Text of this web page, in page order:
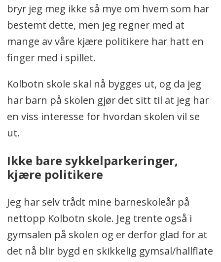
bryr jeg meg ikke så mye om hvem som har
bestemt dette, men jeg regner med at
mange av våre kjære politikere har hatt en
finger med i spillet.
Kolbotn skole skal nå bygges ut, og da jeg
har barn på skolen gjør det sitt til at jeg har
en viss interesse for hvordan skolen vil se
ut.
Ikke bare sykkelparkeringer,
kjære politikere
Jeg har selv trådt mine barneskoleår på
nettopp Kolbotn skole. Jeg trente også i
gymsalen på skolen og er derfor glad for at
det nå blir bygd en skikkelig gymsal/hallflate